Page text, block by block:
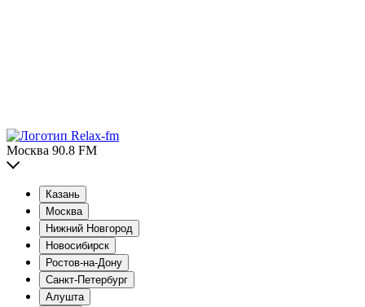
Москва 90.8 FM
Казань
Москва
Нижний Новгород
Новосибирск
Ростов-на-Дону
Санкт-Петербург
Алушта